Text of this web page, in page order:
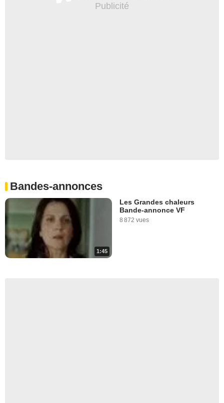
Bandes-annonces
1:45
Les Grandes chaleurs
Bande-annonce VF
8 872 vues